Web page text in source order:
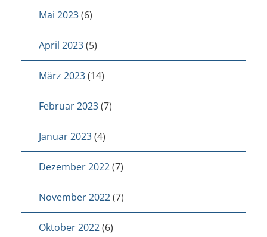
Mai 2023(6)
April 2023(5)
März 2023(14)
Februar 2023(7)
Januar 2023(4)
Dezember 2022(7)
November 2022(7)
Oktober 2022(6)